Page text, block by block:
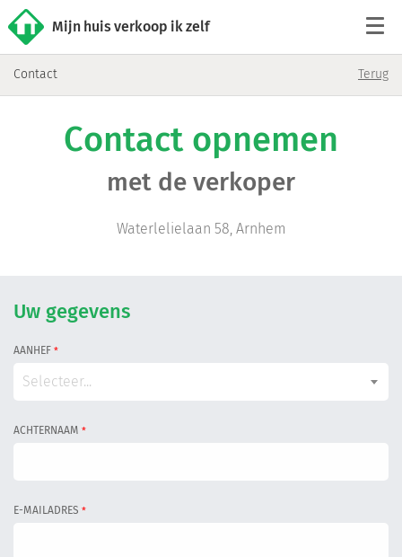
Mijn huis verkoop ik zelf
Woningaanbod
Werkwijze
Reviews
Contact Terug
Contact opnemen
met de verkoper
Waterlelielaan 58, Arnhem
Uw gegevens
AANHEF *
Selecteer...
ACHTERNAAM *
E-MAILADRES *